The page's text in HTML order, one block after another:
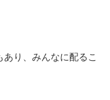
り、みんなに配るこ